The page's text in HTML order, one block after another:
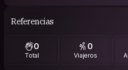
Referencias
0
Total
0
Viajeros